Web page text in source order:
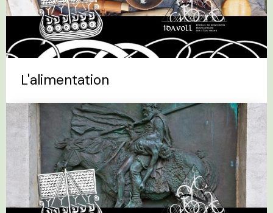
L'alimentation